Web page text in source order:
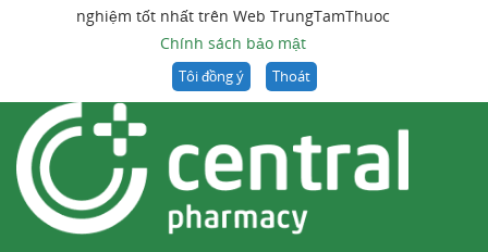
nghiệm tốt nhất trên Web TrungTamThuoc
Chính sách bảo mật
Tôi đồng ý Thoát